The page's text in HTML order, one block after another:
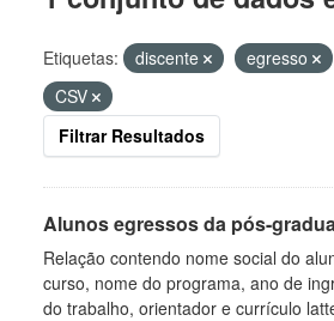
Etiquetas: discente egresso
CSV
Filtrar Resultados
Alunos egressos da pós-
Relação contendo nome social do
curso, nome do programa, ano de
do trabalho, orientador e currículo